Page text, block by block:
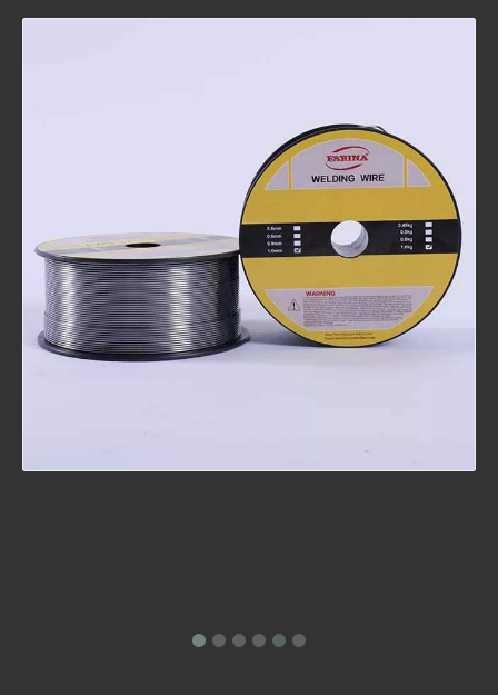
E309LT1-1 Flujo de acero inoxidable alambre de soldadura E309LT1-1 cable de soldadura con cólera de acero inoxidable